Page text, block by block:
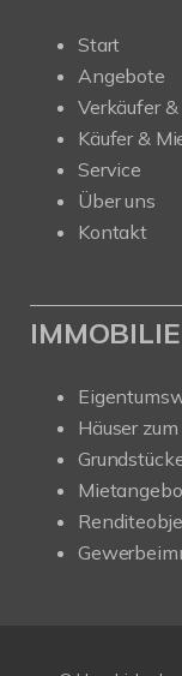
Start
Angebote
Verkäufer
Käufer &
Service
Über uns
Kontakt
Häuser